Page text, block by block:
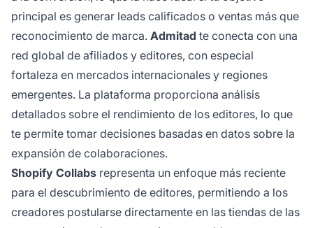
principal es generar leads calificados o ventas más que
reconocimiento de marca. Admitad te conecta con una
red global de afiliados y editores, con especial
fortaleza en mercados internacionales y regiones
emergentes. La plataforma proporciona análisis
detallados sobre el rendimiento de los editores, lo que
te permite tomar decisiones basadas en datos sobre la
expansión de colaboraciones.
Shopify Collabs representa un enfoque más reciente
para el descubrimiento de editores, permitiendo a los
creadores postularse directamente en las tiendas de las